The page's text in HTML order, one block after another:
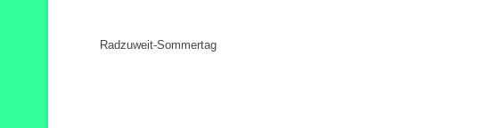
Radzuweit-Sommertag